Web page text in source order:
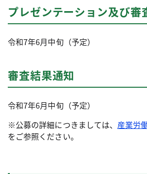
プレゼンテーション及び審
令和7年6月中旬（予定）
審査結果通知
令和7年6月中旬（予定）
※公募の詳細につきましては、 産業労
をご参照ください。